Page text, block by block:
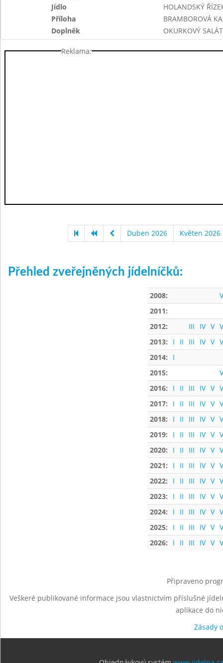
Jídlo
HOLANDSKÝ
Příloha
BRAMBOROVÁ
Doplněk
OKURKOVÝ SALÁT
Reklama:
Duben 2026 Květen 2026
Přehled zveřejněných jídelníčků:
2008:
2011:
2012:
III IV V
2013:
I II III IV V
2014:
I
2015:
2016:
I II III IV V
2017:
I II III IV V
2018:
I II III IV V
2019:
I II III IV V
2020:
I II III IV V
2021:
I II III IV V
2022:
I II III IV V
2023:
I II III IV V
2024:
I II III IV V
2025:
I II III IV V
2026:
I II III IV V
Připraveno
Veškeré publikované informace jsou vlastnictvím příslušné
aplikace do
Zásady